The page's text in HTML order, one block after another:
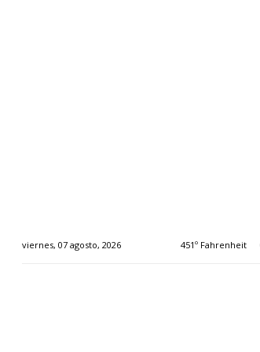
viernes, 07 agosto, 2026 451º Fahrenheit